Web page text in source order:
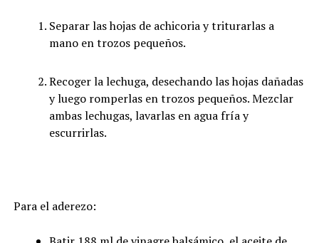
Separar las hojas de achicoria y triturarlas a
mano en trozos pequeños.
Recoger la lechuga, desechando las hojas dañadas
y luego romperlas en trozos pequeños. Mezclar
ambas lechugas, lavarlas en agua fría y
escurrirlas.
Para el aderezo: